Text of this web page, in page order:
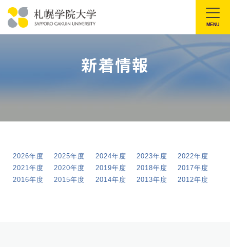
文
へ札
MENU
新着情報
2026年度 2025年度 2024年度 2023年度
2022年度
2021年度
2020年度 2019年度 2018年度
2017年度
2016年度
2015年度 2014年度 2013年度 2012年度